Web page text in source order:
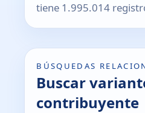
tiene 1.995.014
BÚSQUEDAS
Buscar
contribuyente